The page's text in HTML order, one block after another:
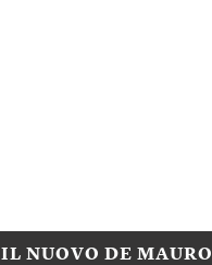
IL NUOVO DE MAURO